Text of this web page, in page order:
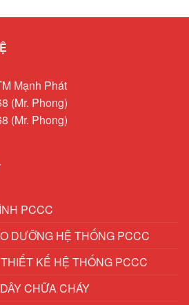
Mạnh Phát
(Mr. Phong)
(Mr. Phong)
PCCC
DƯỠNG HỆ THỐNG PCCC
KẾ HỆ THỐNG PCCC
CHỮA CHÁY